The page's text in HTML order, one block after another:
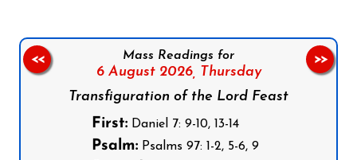
Mass Readings for
6 August 2026,
Thursday
Transfiguration of the Lord Feast
First:Daniel 7: 9-10, 13-14
Psalm:Psalms 97: 1-2, 5-6, 9
<< >>